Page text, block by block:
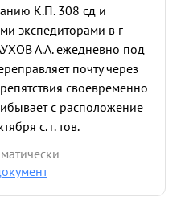
К.П. 308 сд и
экспедиторами в г
А.А. ежедневно под
почту через
своевременно
с расположение
с. г. тов.
служебных
через Волгу был